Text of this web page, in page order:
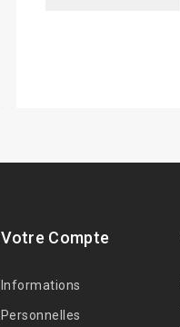
Votre Compte
Informations
Personnelles